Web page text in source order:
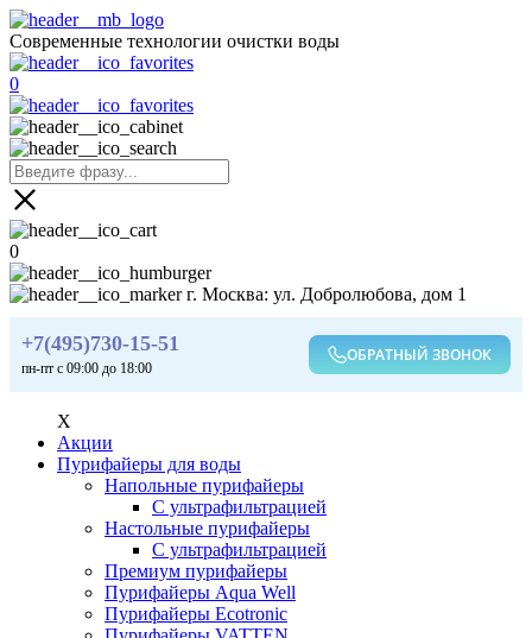
Современные технологии очистки воды
0
0
г. Москва: ул. Добролюбова, дом 1
+7(495)730-15-51
пн-пт с 09:00 до 18:00
ОБРАТНЫЙ ЗВОНОК
X
Акции
Пурифайеры для воды
Напольные пурифайеры
С ультрафильтрацией
Настольные пурифайеры
С ультрафильтрацией
Премиум пурифайеры
Пурифайеры Aqua Well
Пурифайеры Ecotronic